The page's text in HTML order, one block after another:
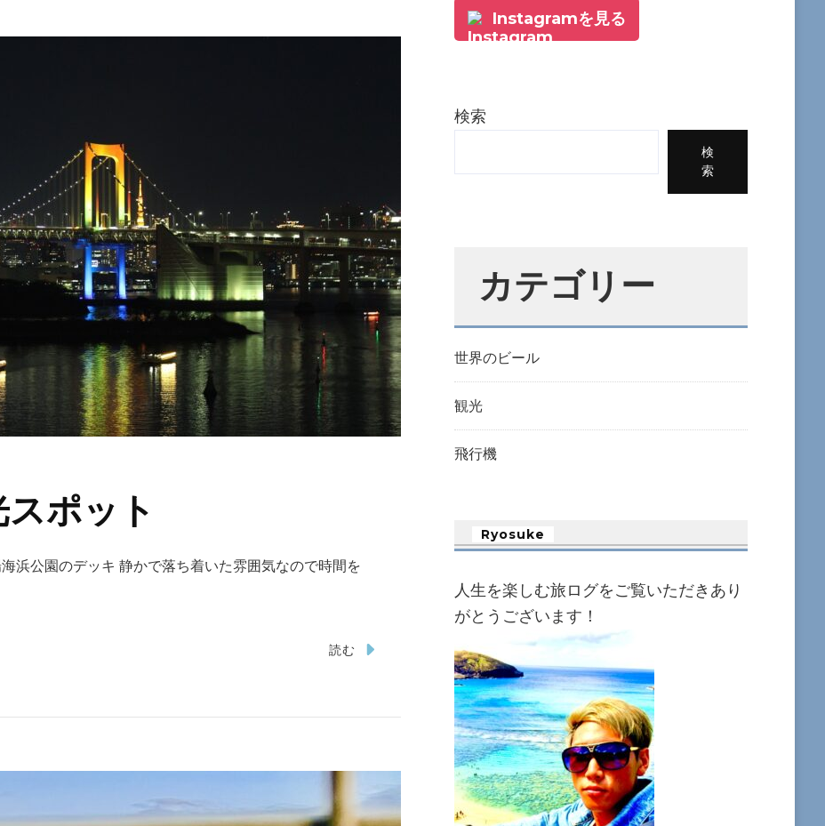
ポット
浜公園のデッキ 静かで落ち着いた雰囲気なので時間を
読む
Instagramを見る
検索
検
索
カテゴリー
世界のビール
観光
飛行機
Ryosuke
人生を楽しむ旅ログをご覧いただきあり
がとうございます！